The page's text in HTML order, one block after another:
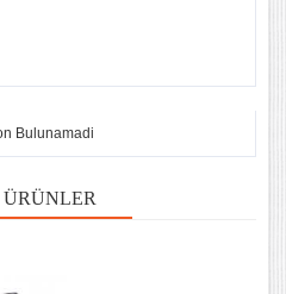
Bulunamadi